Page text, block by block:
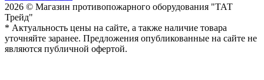
2026 © Магазин противопожарного оборудования "ТАТ
Трейд"
* Актуальность цены на сайте, а также наличие товара
уточняйте заранее. Предложения опубликованные на сайте не
являются публичной офертой.